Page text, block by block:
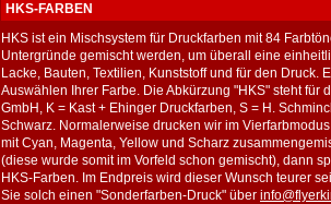
HKS-FARBEN
HKS ist ein Mischsystem für Druckfarben mit 84
Untergründe gemischt werden, um überall eine
Lacke, Bauten, Textilien, Kunststoff und für den
Auswählen Ihrer Farbe. Die Abkürzung "HKS" steht für
GmbH, K = Kast + Ehinger Druckfarben, S = H.
Schwarz. Normalerweise drucken wir im
mit Cyan, Magenta, Yellow und Scharz
(diese wurde somit im Vorfeld schon gemischt), dann
HKS-Farben. Im Endpreis wird dieser Wunsch teurer
Sie solch einen "Sonderfarben-Druck" über